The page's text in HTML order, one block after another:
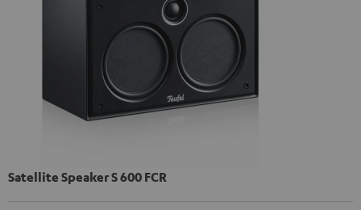
Satellite Speaker S 600 FCR